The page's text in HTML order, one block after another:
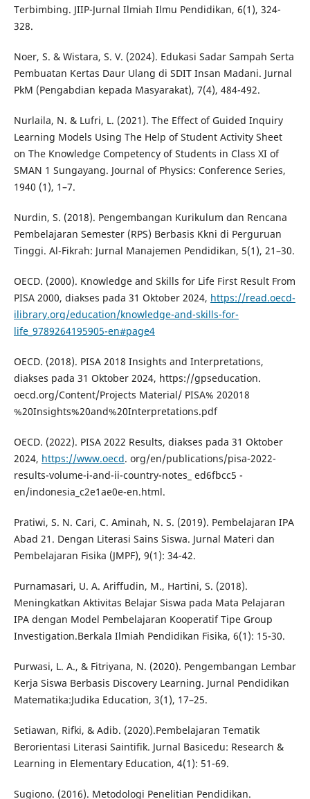
Terbimbing. JIIP-Jurnal Ilmiah Ilmu Pendidikan, 6(1), 324-
328.
Noer, S. & Wistara, S. V. (2024). Edukasi Sadar Sampah Serta
Pembuatan Kertas Daur Ulang di SDIT Insan Madani. Jurnal
PkM (Pengabdian kepada Masyarakat), 7(4), 484-492.
Nurlaila, N. & Lufri, L. (2021). The Effect of Guided Inquiry
Learning Models Using The Help of Student Activity Sheet
on The Knowledge Competency of Students in Class XI of
SMAN 1 Sungayang. Journal of Physics: Conference Series,
1940 (1), 1–7.
Nurdin, S. (2018). Pengembangan Kurikulum dan Rencana
Pembelajaran Semester (RPS) Berbasis Kkni di Perguruan
Tinggi. Al-Fikrah: Jurnal Manajemen Pendidikan, 5(1), 21–30.
OECD. (2000). Knowledge and Skills for Life First Result From
PISA 2000, diakses pada 31 Oktober 2024, https://read.oecd-
ilibrary.org/education/knowledge-and-skills-for-
life_9789264195905-en#page4
OECD. (2018). PISA 2018 Insights and Interpretations,
diakses pada 31 Oktober 2024, https://gpseducation.
oecd.org/Content/Projects Material/ PISA% 202018
%20Insights%20and%20Interpretations.pdf
OECD. (2022). PISA 2022 Results, diakses pada 31 Oktober
2024, https://www.oecd. org/en/publications/pisa-2022-
results-volume-i-and-ii-country-notes_ ed6fbcc5 -
en/indonesia_c2e1ae0e-en.html.
Pratiwi, S. N. Cari, C. Aminah, N. S. (2019). Pembelajaran IPA
Abad 21. Dengan Literasi Sains Siswa. Jurnal Materi dan
Pembelajaran Fisika (JMPF), 9(1): 34-42.
Purnamasari, U. A. Ariffudin, M., Hartini, S. (2018).
Meningkatkan Aktivitas Belajar Siswa pada Mata Pelajaran
IPA dengan Model Pembelajaran Kooperatif Tipe Group
Investigation.Berkala Ilmiah Pendidikan Fisika, 6(1): 15-30.
Purwasi, L. A., & Fitriyana, N. (2020). Pengembangan Lembar
Kerja Siswa Berbasis Discovery Learning. Jurnal Pendidikan
Matematika:Judika Education, 3(1), 17–25.
Setiawan, Rifki, & Adib. (2020).Pembelajaran Tematik
Berorientasi Literasi Saintifik. Jurnal Basicedu: Research &
Learning in Elementary Education, 4(1): 51-69.
Sugiono. (2016). Metodologi Penelitian Pendidikan.